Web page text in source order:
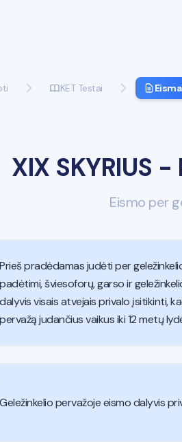
KET Testai
XIX SKYRIUS -
Eismo per
Prieš pradėdamas judėti per
padėtimi, šviesoforų, garso ir
dalyvis visais atvejais privalo įsitikinti,
pervažą judančius vaikus iki 12 metų
Geležinkelio pervažoje eismo dalyvis